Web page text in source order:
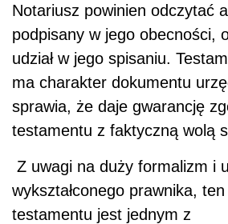
Notariusz powinien odczytać
podpisany w jego obecności,
udział w jego spisaniu.
ma charakter dokumentu
sprawia, że daje gwarancję
testamentu z faktyczną wolą
Z uwagi na duży formalizm i
wykształconego prawnika,
testamentu jest jednym z